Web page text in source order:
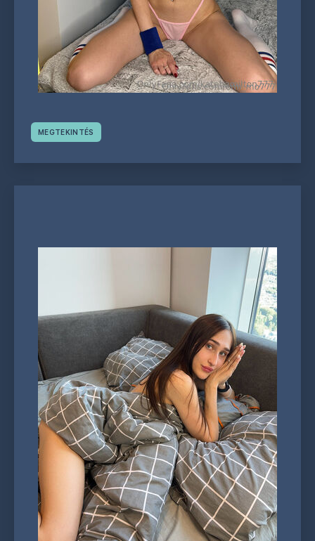
MEGTEKINTÉS